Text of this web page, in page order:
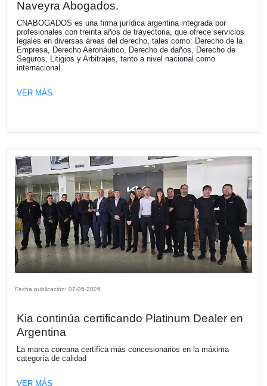
Fecha publicación: 18-05-2026
Webinar "De la Promesa al Impacto:
hacer que la IA funcione en la
Los invitamos a participar del Webinar organizado por
Argentina sobre a la adopción de inteligencia artificial
empresas a realizarse el jueves 4 de junio a las 12:00.
VER MÁS